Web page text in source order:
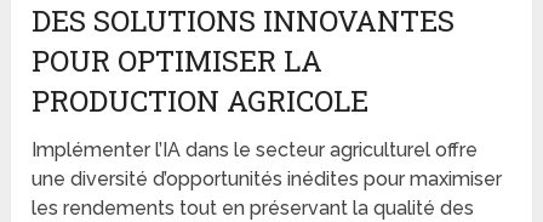
DES SOLUTIONS INNOVANTES
POUR OPTIMISER LA
PRODUCTION AGRICOLE
Implémenter l’IA dans le secteur agriculturel offre
une diversité d’opportunités inédites pour maximiser
les rendements tout en préservant la qualité des